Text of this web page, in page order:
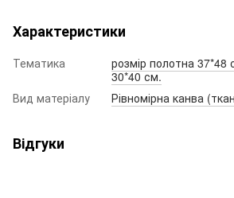
Характеристики
Тематика
розмір полотна 37*48
30*40 см.
Вид матеріалу
Рівномірна канва
Відгуки